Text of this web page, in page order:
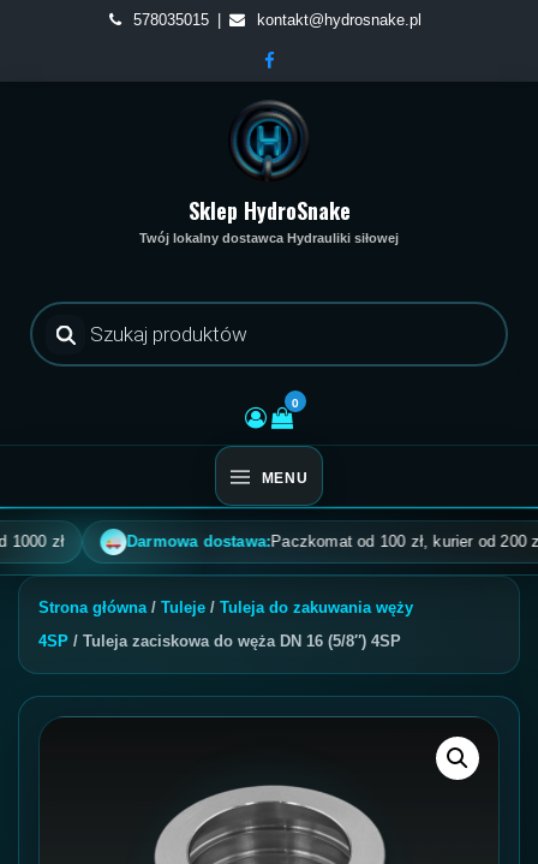
content
578035015 kontakt@hydrosnake.pl
Sklep HydroSnake
Twój lokalny dostawca Hydrauliki siłowej
Wyszukiwarka
produktów
0
MENU
zł Darmowa dostawa:Paczkomat od 100 zł, kurier od 200 zł,
Strona główna/ Tuleje / Tuleja do zakuwania węży
4SP / Tuleja zaciskowa do węża DN 16 (5/8″) 4SP